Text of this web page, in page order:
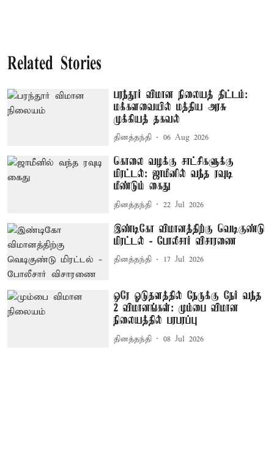
Related Stories
பரந்தூர் விமான நிலையத் திட்டம்:
மக்களவையில் மத்திய அரசு
முக்கியத் தகவல்
தினத்தந்தி 06 Aug 2026
கொலை வழக்கு சாட்சிகளுக்கு
மிரட்டல்: ஜாமீனில் வந்த ரவுடி
மீண்டும் கைது
தினத்தந்தி 22 Jul 2026
இண்டிகோ விமானத்திற்கு வெடிகுண்டு
மிரட்டல் - போலீசார் விசாரணை
தினத்தந்தி 17 Jul 2026
ஒரே ஓடுதளத்தில் நேருக்கு நேர் வந்த
2 விமானங்கள்: மும்பை விமான
நிலையத்தில் பரபரப்பு
தினத்தந்தி 08 Jul 2026